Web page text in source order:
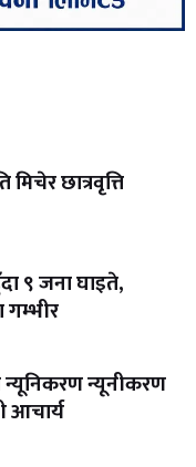
मिचेर छात्रवृत्ति
९ जना घाइते,
न्यूनिकरण न्यूनीकरण
आचार्य